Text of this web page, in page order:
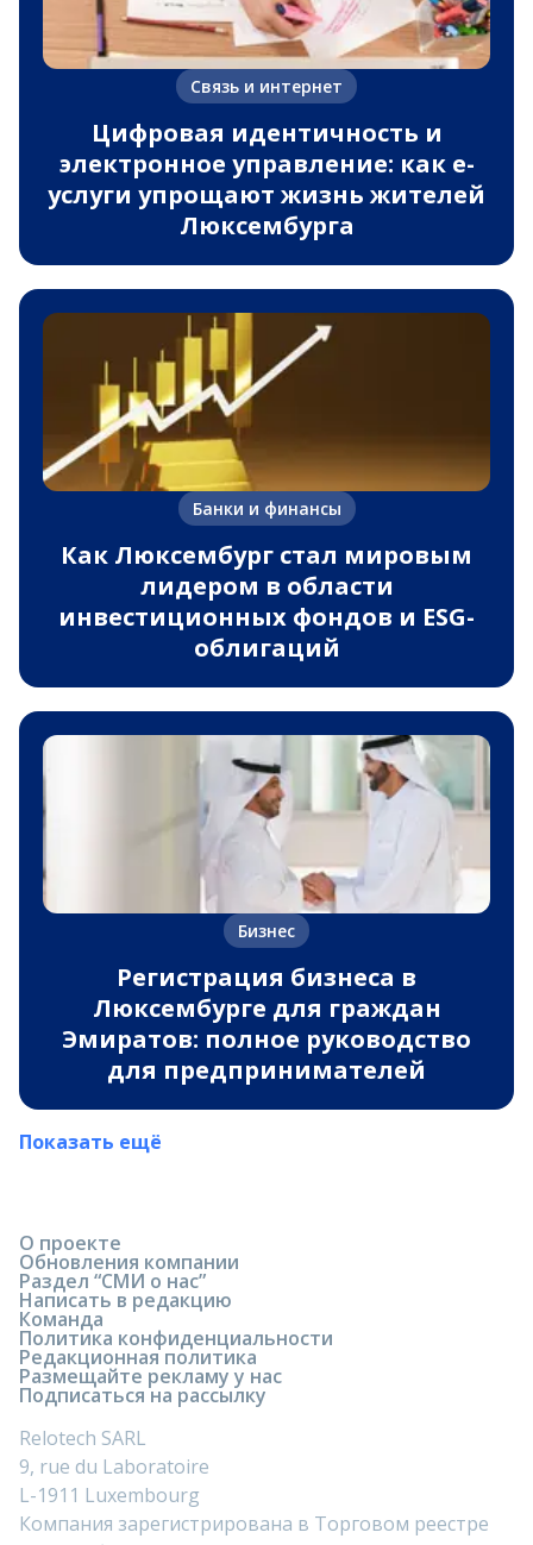
Связь и интернет
Цифровая идентичность и
электронное управление: как e-
услуги упрощают жизнь жителей
Люксембурга
Банки и финансы
Как Люксембург стал мировым
лидером в области
инвестиционных фондов и ESG-
облигаций
Бизнес
Регистрация бизнеса в
Люксембурге для граждан
Эмиратов: полное руководство
для предпринимателей
Показать ещё
О проекте
Обновления компании
Раздел “СМИ о нас”
Написать в редакцию
Команда
Политика конфиденциальности
Редакционная политика
Размещайте рекламу у нас
Подписаться на рассылку
Relotech SARL
9, rue du Laboratoire
L-1911 Luxembourg
Компания зарегистрирована в Торговом реестре